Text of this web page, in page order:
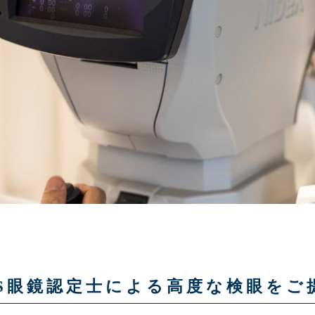
眼鏡認定士による高度な検眼をご